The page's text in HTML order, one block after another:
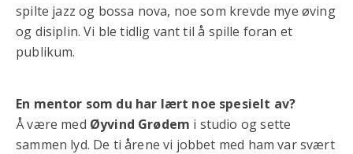
spilte jazz og bossa nova, noe som krevde mye øving
og disiplin. Vi ble tidlig vant til å spille foran et
publikum.
En mentor som du har lært noe spesielt av?
Å være med Øyvind Grødem i studio og sette
sammen lyd. De ti årene vi jobbet med ham var svært